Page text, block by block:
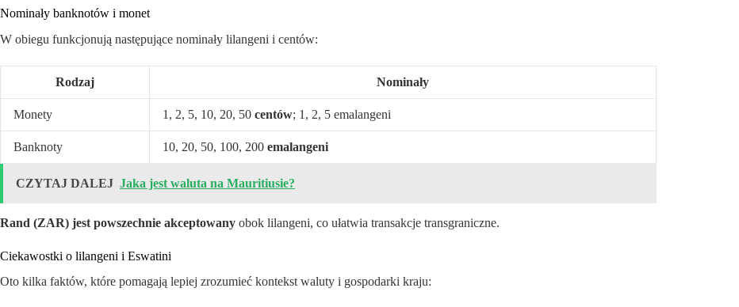
Nominały banknotów i monet
W obiegu funkcjonują następujące nominały lilangeni i centów:
Rodzaj Nominały
Monety 1, 2, 5, 10, 20, 50 centów; 1, 2, 5 emalangeni
Banknoty 10, 20, 50, 100, 200 emalangeni
CZYTAJ DALEJ Jaka jest waluta na Mauritiusie?
Rand (ZAR) jest powszechnie akceptowany obok lilangeni, co ułatwia transakcje transgraniczne.
Ciekawostki o lilangeni i Eswatini
Oto kilka faktów, które pomagają lepiej zrozumieć kontekst waluty i gospodarki kraju: